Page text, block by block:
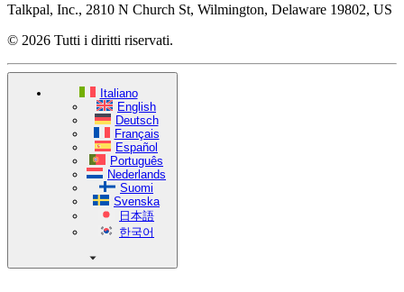
Talkpal, Inc., 2810 N Church St, Wilmington, Delaware 19802, US
© 2026 Tutti i diritti riservati.
Italiano
English
Deutsch
Français
Español
Português
Nederlands
Suomi
Svenska
日本語
한국어